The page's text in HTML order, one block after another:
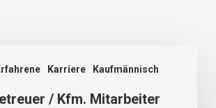
Karriere Kaufmännisch
/ Kfm. Mitarbeiter